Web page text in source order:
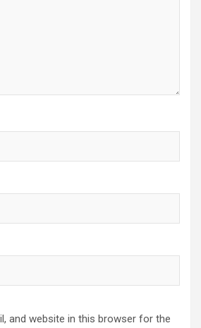
and website in this browser for the